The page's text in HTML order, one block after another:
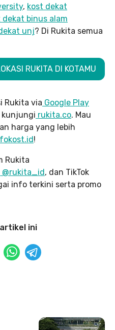
, kost dekat
dekat binus alam
unj? Di Rukita semua
RUKITA DI KOTAMU
Rukita via Google Play
kunjungi rukita.co. Mau
harga yang lebih
!
Rukita
@rukita_id, dan TikTok
info terkini serta promo
ini